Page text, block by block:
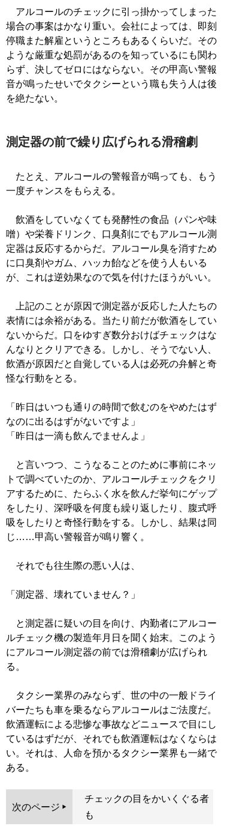
アルコールのチェックに引っ掛かってしまった
場合の事案はかなり重い。会社によっては、即刻
停職また解雇というところもあるくらいだ。その
ような厳重な処罰があるのを知っているにも関わ
らず、決してゼロにはならない。その甲高い警報
音が鳴ったせいでタクシーという職も失う人は後
を絶たない。
測定器の前で繰り広げられる滑稽劇
たとえ、アルコールの警報音が鳴っても、もう
一度チャンスをもらえる。
飲酒をしていなくても発酵性の食品（パンや味
噌）や栄養ドリンク、口臭剤にでもアルコール測
定器は反応するからだ。アルコール臭を消すため
に口臭剤やガム、ハッカ飴などを使う人もいる
が、これは逆効果なので気を付けたほうがいい。
上記のことが原因で測定器が反応した人たちの
表情には余裕がある。当たり前だが飲酒をしてい
ないからだ。口をゆすぎ数分おけばチェックはな
んなりとクリアできる。しかし、そうでない人、
飲酒が原因だと自覚している人は必死の弁解と奇
怪な行動をとる。
「昨日はいつも通りの時間で飲むのをやめたはず
なのに出るはずがないですよ」
「昨日は一滴も飲んでませんよ」
と言いつつ、こうなることのために事前にネッ
トで調べていたのか、アルコールチェックをクリ
アするために、たらふく水を飲んだ挙句にゲップ
をしたり、深呼吸を何度も繰り返したり、腹式呼
吸をしたりと奇怪行動をする。しかし、結果は同
じ……甲高い警報音が鳴り響く。
それでも往生際の悪い人は、
「測定器、壊れていません？」
と測定器に疑いの目を向け、内勤者にアルコー
ルチェック機の製造年月日を聞く始末。このよう
にアルコール測定器の前では滑稽劇が広げられ
る。
タクシー業界のみならず、世の中の一般ドライ
バーたちも車を乗るならアルコールはご法度だ。
飲酒運転による悲惨な事故などニュースで目にし
ているはずだが、それでも飲酒運転はなくならは
い。それは、人命を預かるタクシー業界も一緒で
ある。
次のページ
チェックの目をかいくぐる者
も